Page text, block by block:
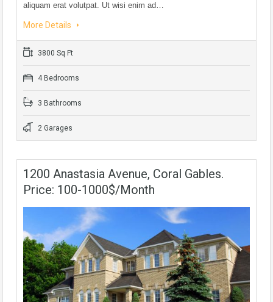
aliquam erat volutpat. Ut wisi enim ad…
More Details
3800 Sq Ft
4 Bedrooms
3 Bathrooms
2 Garages
1200 Anastasia Avenue, Coral Gables.
Price: 100-1000$/month